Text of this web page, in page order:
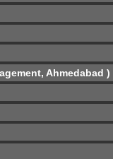
Ahmedabad )